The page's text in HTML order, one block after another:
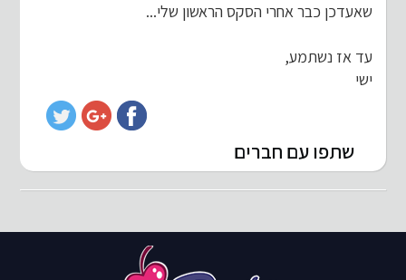
שאעדכן כבר אחרי הסקס הראשון שלי...
עד אז נשתמע,
ישי
שתפו עם חברים